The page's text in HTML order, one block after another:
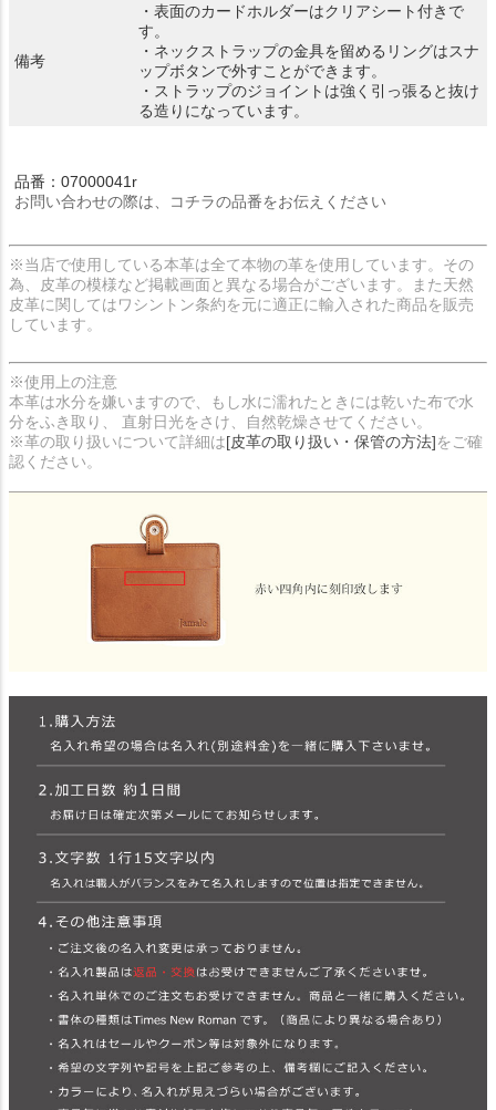
備考
・表面のカードホルダーはクリアシート付きで
す。
・ネックストラップの金具を留めるリングはスナ
ップボタンで外すことができます。
・ストラップのジョイントは強く引っ張ると抜け
る造りになっています。
品番：07000041r
お問い合わせの際は、コチラの品番をお伝えください
※当店で使用している本革は全て本物の革を使用しています。その
為、皮革の模様など掲載画面と異なる場合がございます。また天然
皮革に関してはワシントン条約を元に適正に輸入された商品を販売
しています。
※使用上の注意
本革は水分を嫌いますので、もし水に濡れたときには乾いた布で水
分をふき取り、 直射日光をさけ、自然乾燥させてください。
※革の取り扱いについて詳細は[皮革の取り扱い・保管の方法]をご確
認ください。